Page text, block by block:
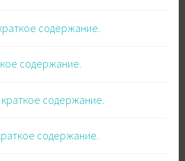
содержание.
содержание.
содержание.
содержание.